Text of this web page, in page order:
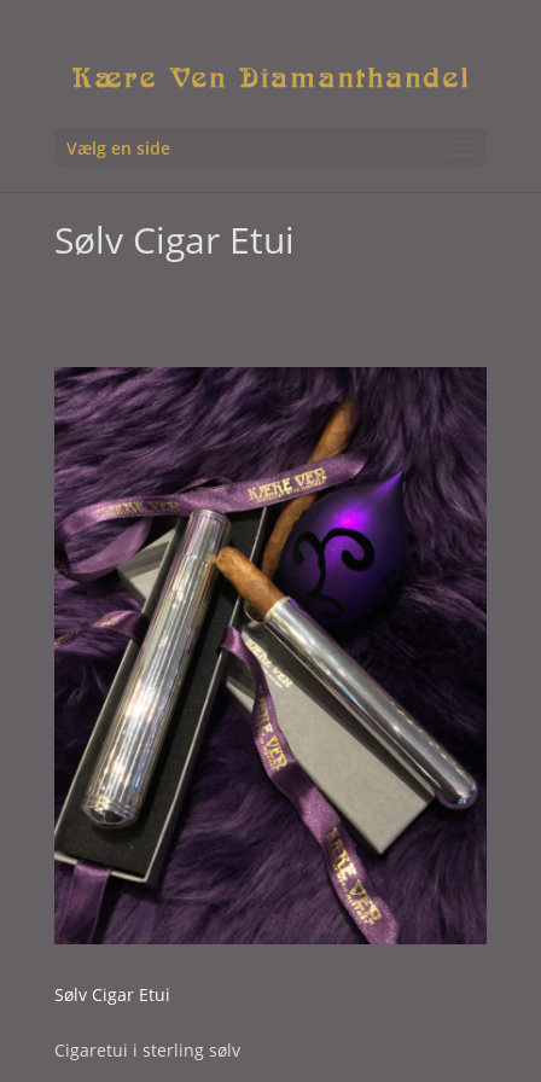
Vælg en side
Sølv Cigar Etui
Sølv Cigar Etui
Cigaretui i sterling sølv